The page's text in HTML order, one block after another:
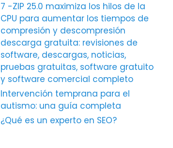
7 -ZIP 25.0 maximiza los hilos de la
CPU para aumentar los tiempos de
compresión y descompresión
descarga gratuita: revisiones de
software, descargas, noticias,
pruebas gratuitas, software gratuito
y software comercial completo
Intervención temprana para el
autismo: una guía completa
¿Qué es un experto en SEO?